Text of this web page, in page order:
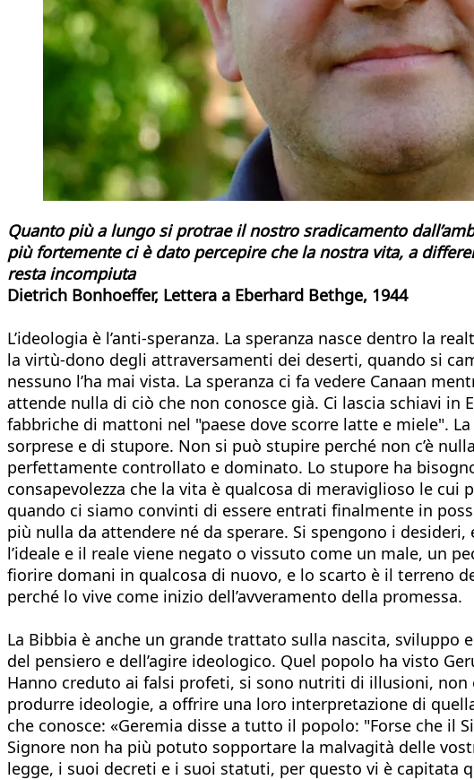
Quanto più a lungo si protrae il nostro sradicamento
più fortemente ci è dato percepire che la nostra vita, a
resta incompiuta
Dietrich Bonhoeffer, Lettera a Eberhard Bethge, 1944
L’ideologia è l’anti-speranza. La speranza nasce dentro la
la virtù-dono degli attraversamenti dei deserti, quando si
nessuno l’ha mai vista. La speranza ci fa vedere Canaan
attende nulla di ciò che non conosce già. Ci lascia schiavi
fabbriche di mattoni nel "paese dove scorre latte e miele".
sorprese e di stupore. Non si può stupire perché non c’è
perfettamente controllato e dominato. Lo stupore ha
consapevolezza che la vita è qualcosa di meraviglioso le
quando ci siamo convinti di essere entrati finalmente in
più nulla da attendere né da sperare. Si spengono i
l’ideale e il reale viene negato o vissuto come un male, un
fiorire domani in qualcosa di nuovo, e lo scarto è il terreno
perché lo vive come inizio dell’avveramento della promessa.
La Bibbia è anche un grande trattato sulla nascita, sviluppo
del pensiero e dell’agire ideologico. Quel popolo ha visto
Hanno creduto ai falsi profeti, si sono nutriti di illusioni,
produrre ideologie, a offrire una loro interpretazione di
che conosce: «Geremia disse a tutto il popolo: "Forse che il
Signore non ha più potuto sopportare la malvagità delle
legge, i suoi decreti e i suoi statuti, per questo vi è capitata